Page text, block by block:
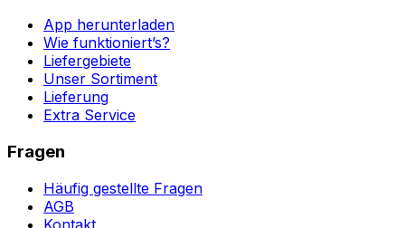
App herunterladen
Wie funktioniert’s?
Liefergebiete
Unser Sortiment
Lieferung
Extra Service
Fragen
Häufig gestellte Fragen
AGB
Kontakt